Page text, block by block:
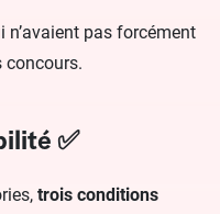
n’avaient pas forcément
concours.
✅
trois conditions